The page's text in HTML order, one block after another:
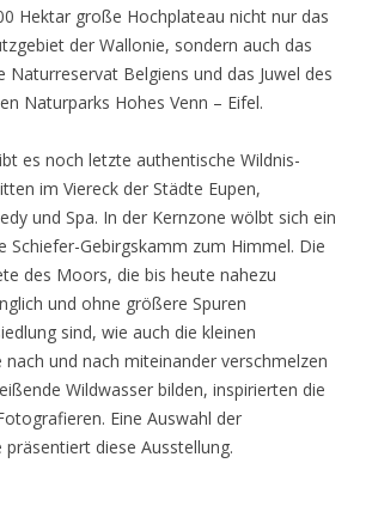
Hektar große Hochplateau nicht nur das
der Wallonie, sondern auch das
Belgiens und das Juwel des
Naturparks Hohes Venn – Eifel.
es noch letzte authentische Wildnis-
im Viereck der Städte Eupen,
und Spa. In der Kernzone wölbt sich ein
Schiefer-Gebirgskamm zum Himmel. Die
des Moors, die bis heute nahezu
und ohne größere Spuren
sind, wie auch die kleinen
nach und nach miteinander verschmelzen
Wildwasser bilden, inspirierten die
Eine Auswahl der
präsentiert diese Ausstellung.